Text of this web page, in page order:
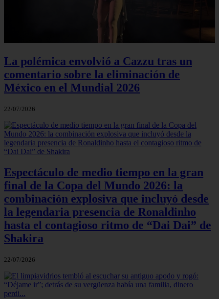
La polémica envolvió a Cazzu tras un
comentario sobre la eliminación de
México en el Mundial 2026
22/07/2026
Espectáculo de medio tiempo en la gran
final de la Copa del Mundo 2026: la
combinación explosiva que incluyó desde
la legendaria presencia de Ronaldinho
hasta el contagioso ritmo de “Dai Dai” de
Shakira
22/07/2026